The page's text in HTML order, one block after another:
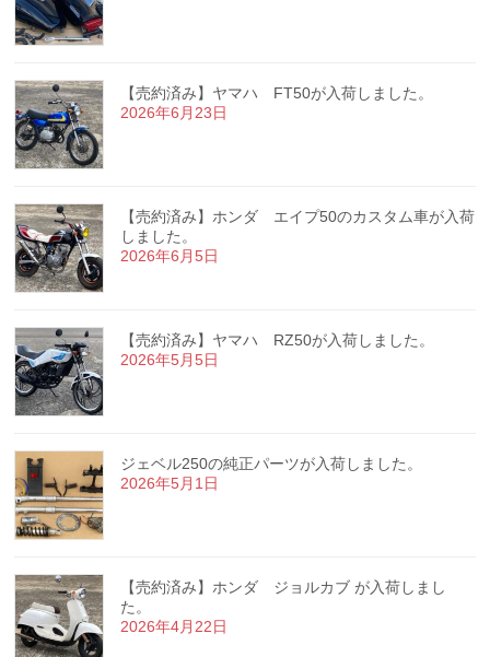
【売約済み】ヤマハ FT50が入荷しました。
2026年6月23日
【売約済み】ホンダ エイプ50のカスタム車が入荷
しました。
2026年6月5日
【売約済み】ヤマハ RZ50が入荷しました。
2026年5月5日
ジェベル250の純正パーツが入荷しました。
2026年5月1日
【売約済み】ホンダ ジョルカブ が入荷しまし
た。
2026年4月22日